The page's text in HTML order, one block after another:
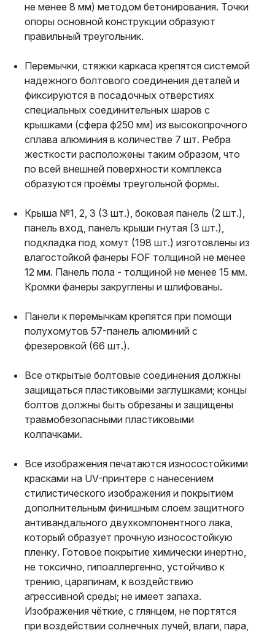
не менее 8 мм) методом бетонирования. Точки
опоры основной конструкции образуют
правильный треугольник.
Перемычки, стяжки каркаса крепятся системой
надежного болтового соединения деталей и
фиксируются в посадочных отверстиях
специальных соединительных шаров с
крышками (сфера ф250 мм) из высокопрочного
сплава алюминия в количестве 7 шт. Ребра
жесткости расположены таким образом, что
по всей внешней поверхности комплекса
образуются проёмы треугольной формы.
Крыша №1, 2, 3 (3 шт.), боковая панель (2 шт.),
панель вход, панель крыши гнутая (3 шт.),
подкладка под хомут (198 шт.) изготовлены из
влагостойкой фанеры FOF толщиной не менее
12 мм. Панель пола - толщиной не менее 15 мм.
Кромки фанеры закруглены и шлифованы.
Панели к перемычкам крепятся при помощи
полухомутов 57-панель алюминий с
фрезеровкой (66 шт.).
Все открытые болтовые соединения должны
защищаться пластиковыми заглушками; концы
болтов должны быть обрезаны и защищены
травмобезопасными пластиковыми
колпачками.
Все изображения печатаются износостойкими
красками на UV-принтере с нанесением
стилистического изображения и покрытием
дополнительным финишным слоем защитного
антивандального двухкомпонентного лака,
который образует прочную износостойкую
пленку. Готовое покрытие химически инертно,
не токсично, гипоаллергенно, устойчиво к
трению, царапинам, к воздействию
агрессивной среды; не имеет запаха.
Изображения чёткие, с глянцем, не портятся
при воздействии солнечных лучей, влаги, пара,